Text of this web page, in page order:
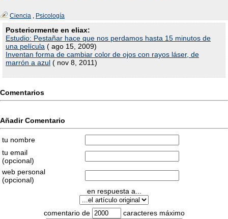
Ciencia , Psicología
Posteriormente en eliax:
Estudio: Pestañar hace que nos perdamos hasta 15 minutos de
una película ( ago 15, 2009)
Inventan forma de cambiar color de ojos con rayos láser, de
marrón a azul ( nov 8, 2011)
Comentarios
Añadir Comentario
tu nombre
tu email
(opcional)
web personal
(opcional)
en respuesta a...
comentario de caracteres máximo